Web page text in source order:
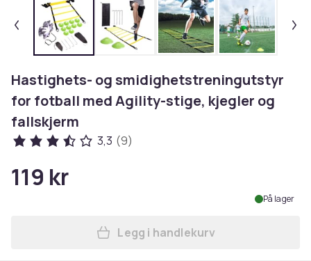
Hastighets- og smidighetstreningutstyr
for fotball med Agility-stige, kjegler og
fallskjerm
3,3 (9)
119 kr
På lager
Legg Hastighets- og
Legg i handlekurv